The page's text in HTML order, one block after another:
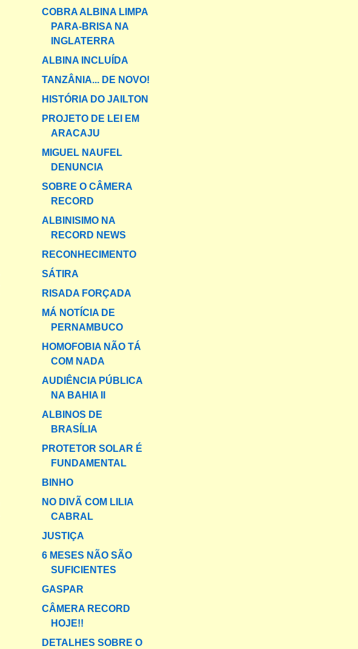
COBRA ALBINA LIMPA
PARA-BRISA NA
INGLATERRA
ALBINA INCLUÍDA
TANZÂNIA... DE NOVO!
HISTÓRIA DO JAILTON
PROJETO DE LEI EM
ARACAJU
MIGUEL NAUFEL
DENUNCIA
SOBRE O CÂMERA
RECORD
ALBINISIMO NA
RECORD NEWS
RECONHECIMENTO
SÁTIRA
RISADA FORÇADA
MÁ NOTÍCIA DE
PERNAMBUCO
HOMOFOBIA NÃO TÁ
COM NADA
AUDIÊNCIA PÚBLICA
NA BAHIA II
ALBINOS DE
BRASÍLIA
PROTETOR SOLAR É
FUNDAMENTAL
BINHO
NO DIVÃ COM LILIA
CABRAL
JUSTIÇA
6 MESES NÃO SÃO
SUFICIENTES
GASPAR
CÂMERA RECORD
HOJE!!
DETALHES SOBRE O